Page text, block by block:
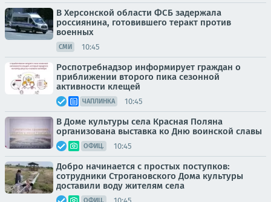
В Херсонской области ФСБ задержала
россиянина, готовившего теракт против
военных
СМИ 10:45
Роспотребнадзор информирует граждан о
приближении второго пика сезонной
активности клещей
ЧАПЛИНКА 10:45
В Доме культуры села Красная Поляна
организована выставка ко Дню воинской славы
ОФИЦ. 10:45
Добро начинается с простых поступков:
сотрудники Строгановского Дома культуры
доставили воду жителям села